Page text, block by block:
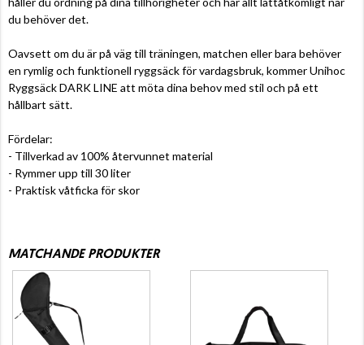
du behöver det.
Oavsett om du är på väg till träningen, matchen eller bara behöver
en rymlig och funktionell ryggsäck för vardagsbruk, kommer Unihoc
Ryggsäck DARK LINE att möta dina behov med stil och på ett
hållbart sätt.
Fördelar:
- Tillverkad av 100% återvunnet material
- Rymmer upp till 30 liter
- Praktisk våtficka för skor
MATCHANDE PRODUKTER